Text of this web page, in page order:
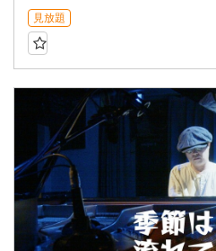
見放題